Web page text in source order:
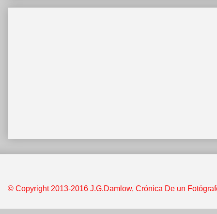
© Copyright 2013-2016 J.G.Damlow, Crónica De un